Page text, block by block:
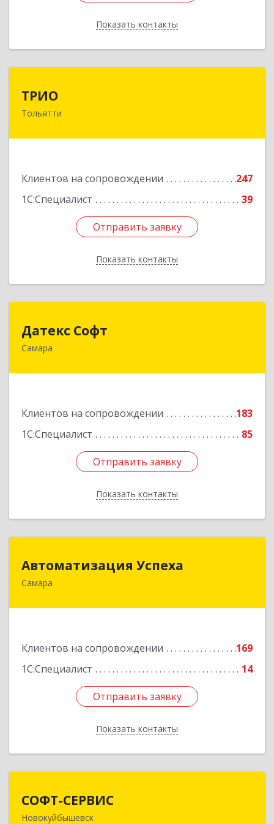
Показать контакты
Назад
ТРИО
Тольятти
Клиентов на сопровождении
247
1С:Специалист
39
Отправить заявку
Показать контакты
Отправить заявку
Назад
Датекс Софт
Самара
Клиентов на сопровождении
183
1С:Специалист
85
Отправить заявку
Показать контакты
443070, Самарская обл, Самара г, Партизанская
Отправить заявку
Назад
Автоматизация Успеха
Самара
Клиентов на сопровождении
169
1С:Специалист
14
Отправить заявку
Показать контакты
Отправить заявку
Назад
СОФТ-СЕРВИС
Новокуйбышевск
446206, Самарская обл, Новокуйбышевск г,